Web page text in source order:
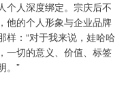
个人深度绑定。宗庆后不
他的个人形象与企业品牌
样：“对于我来说，娃哈哈
一切的意义、价值、标签
。”